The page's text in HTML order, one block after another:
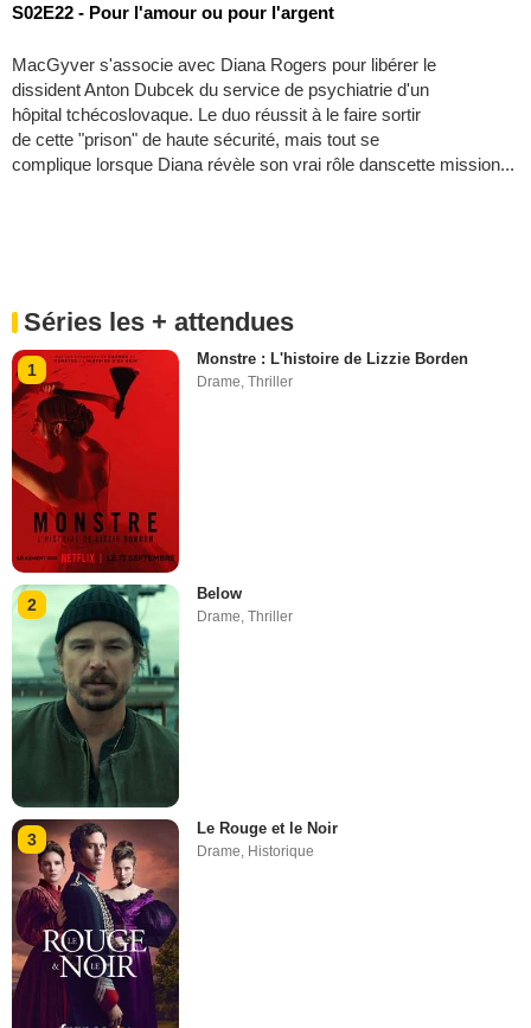
S02E22 - Pour l'amour ou pour l'argent
MacGyver s'associe avec Diana Rogers pour libérer le
dissident Anton Dubcek du service de psychiatrie d'un
hôpital tchécoslovaque. Le duo réussit à le faire sortir
de cette "prison" de haute sécurité, mais tout se
complique lorsque Diana révèle son vrai rôle danscette mission...
Séries les + attendues
1
Monstre : L'histoire de Lizzie Borden
Drame ,Thriller
2
Below
Drame,Thriller
3
Le Rouge et le Noir
Drame, Historique